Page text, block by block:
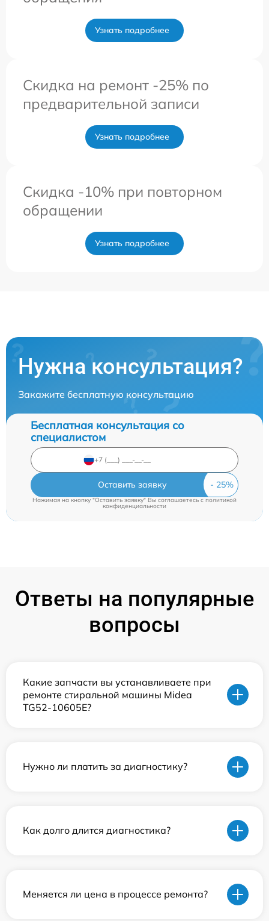
Узнать подробнее
Скидка на ремонт -25% по
предварительной записи
Узнать подробнее
Скидка -10% при повторном
обращении
Узнать подробнее
Нужна консультация?
Закажите бесплатную консультацию
Бесплатная консультация со
специалистом
Оставить заявку
Нажимая на кнопку "Оставить заявку" Вы соглашаетесь cполитикой
конфиденциальности
Ответы на популярные
вопросы
Какие запчасти вы устанавливаете при
ремонте стиральной машины Midea
TG52-10605E?
Нужно ли платить за диагностику?
Как долго длится диагностика?
Меняется ли цена в процессе ремонта?